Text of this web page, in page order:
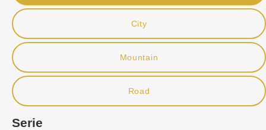
City
Mountain
Road
Serie